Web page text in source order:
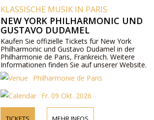
KLASSISCHE MUSIK IN PARIS
NEW YORK PHILHARMONIC UND
GUSTAVO DUDAMEL
Kaufen Sie offizielle Tickets für New York
Philharmonic und Gustavo Dudamel in der
Philharmonie de Paris, Frankreich. Weitere
Informationen finden Sie auf unserer Website.
Philharmonie de Paris
Fr. 09 Okt. 2026